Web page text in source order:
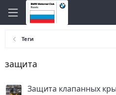
Теги
защита
Защита клапанных